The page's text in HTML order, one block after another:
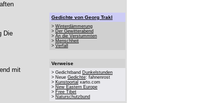
Die
mit
Gedichte von Georg Trakl
> Winterdämmerung
> Der Gewitterabend
> An die Verstummten
> Menschheit
> Verfall
Verweise
> Gedichtband Dunkelstunden
> Neue Gedichte: fahnenrost
> Kunstportal xarto.com
> New Eastern Europe
> Free Tibet
> Naturschutzbund